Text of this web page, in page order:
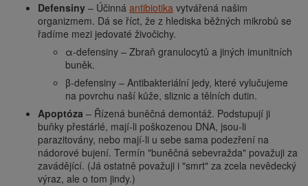
Defensiny – Účinná antibiotika vytvářená našim
organizmem. Dá se říct, že z hlediska běžných mikrobů se
řadíme mezi jedovaté živočichy.
α-defensiny – Zbraň granulocytů a jiných imunitních
buněk.
β-defensiny – Antibakteriální jedy, které vylučujeme
na povrchu naší kůže, sliznic a tělních dutin.
Apoptóza – Řízená buněčná demontáž. Podstupují ji
buňky přestárlé, mají-li poškozenou DNA, jsou-li
parazitovány, nebo mají-li u sebe sama podezření na
nádorové bujení. Termín "buněčná sebevražda" považuji za
zavádějící. (Já ostatně považuji i "smrt" za zcela nevědecký
výraz, ale o tom jindy.)